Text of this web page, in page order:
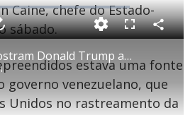
Caine, chefe do Estado-
sábado.
P
l
Imagens mostram Donald Trump acompanhando captura de Nicolás Maduro em tempo real
F
l
s
e
n
C
o
a
r
i
l
a
estava uma fonte
governo venezuelano, que
Unidos no rastreamento da